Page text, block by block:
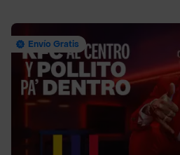
Envío Gratis